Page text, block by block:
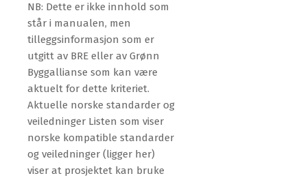
NB: Dette er ikke innhold som
står i manualen, men
tilleggsinformasjon som er
utgitt av BRE eller av Grønn
Byggallianse som kan være
aktuelt for dette kriteriet.
Aktuelle norske standarder og
veiledninger Listen som viser
norske kompatible standarder
og veiledninger (ligger her)
viser at prosjektet kan bruke